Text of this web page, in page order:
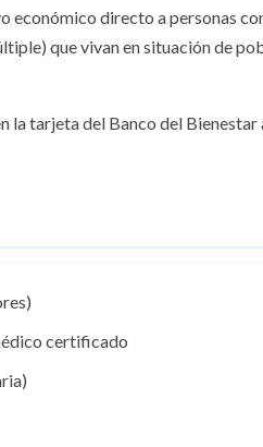
económico directo a personas
que vivan en situación de
la tarjeta del Banco del Bienestar
certificado